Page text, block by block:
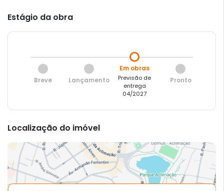
Estágio da obra
Breve Lançamento
Em obras
Previsão de
entrega
04/2027
Pronto
Localização do imóvel